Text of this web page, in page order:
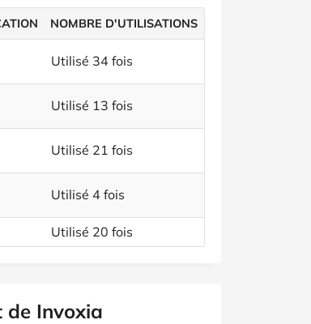
NOMBRE D'UTILISATIONS
Utilisé 34 fois
Utilisé 13 fois
Utilisé 21 fois
Utilisé 4 fois
Utilisé 20 fois
de Invoxia